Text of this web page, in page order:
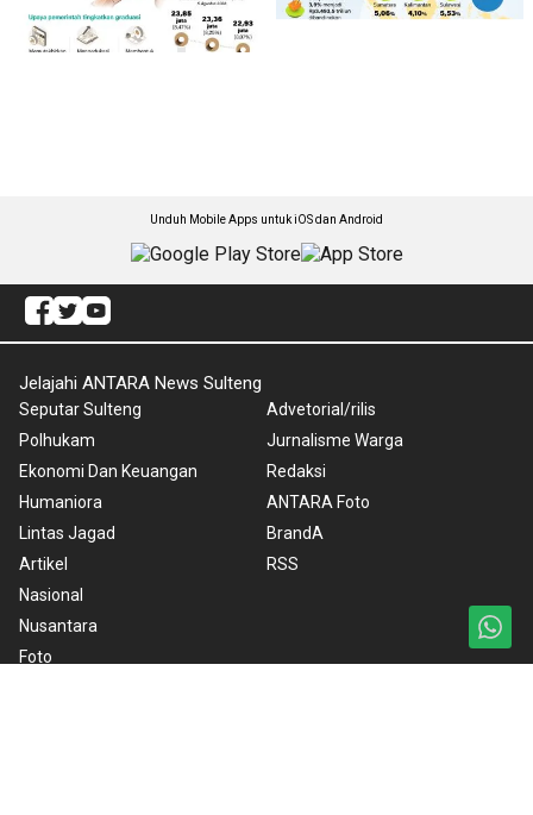
Unduh Mobile Apps untuk iOS dan Android
Jelajahi ANTARA News Sulteng
Seputar Sulteng
Polhukam
Ekonomi Dan Keuangan
Humaniora
Lintas Jagad
Artikel
Nasional
Nusantara
Foto
Advetorial/rilis
Jurnalisme Warga
Redaksi
ANTARA Foto
BrandA
RSS